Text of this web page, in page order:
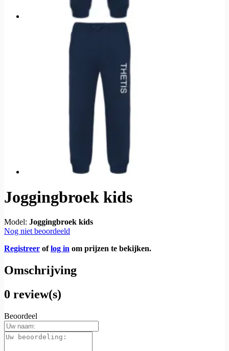
Joggingbroek kids
Model: Joggingbroek kids
Nog niet beoordeeld
Registreer oflog in om prijzen te bekijken.
Omschrijving
0 review(s)
Beoordeel